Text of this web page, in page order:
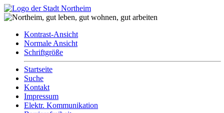
Kontrast-Ansicht
Normale Ansicht
Schriftgröße
Startseite
Suche
Kontakt
Impressum
Elektr. Kommunikation